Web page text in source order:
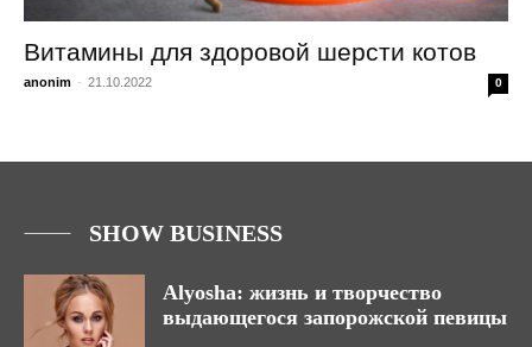
Витамины для здоровой шерсти котов
anonim - 21.10.2022 0
SHOW BUSINESS
Alyosha: жизнь и творчество
выдающегося запорожской певицы